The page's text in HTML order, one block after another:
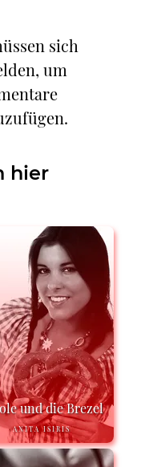
sich
um
hier
und die Brezel
ANITA ISIRIS